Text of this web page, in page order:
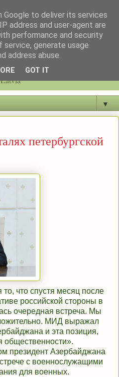
азербайджанцев
▼
петербургской
что спустя месяц после
российской стороны в
очередная встреча. Мы
МИД выражал
и эта позиция,
общественности».
президент Азербайджана
с военнослужащими
для военных.
Google to deliver its services
address and user-agent are
performance and security
generate usage
address abuse.
GOT IT